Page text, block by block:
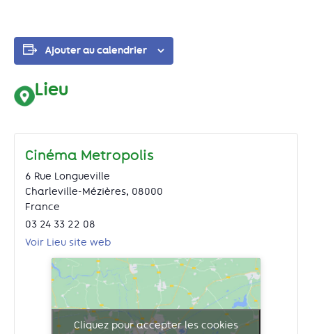
Ajouter au calendrier
Lieu
Cinéma Metropolis
6 Rue Longueville
Charleville-Mézières, 08000
France
03 24 33 22 08
Voir Lieu site web
Cliquez pour accepter les cookies